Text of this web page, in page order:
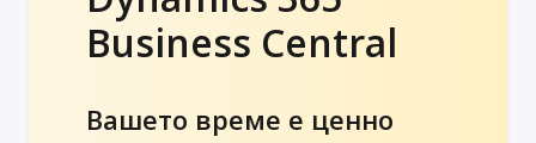
Business Central
Вашето време е ценно